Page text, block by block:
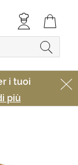
i tuoi
più